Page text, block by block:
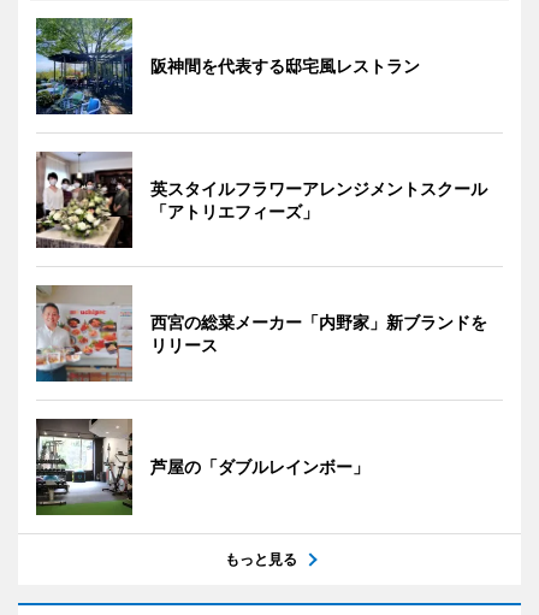
阪神間を代表する邸宅風レストラン
英スタイルフラワーアレンジメントスクール
「アトリエフィーズ」
西宮の総菜メーカー「内野家」新ブランドを
リリース
芦屋の「ダブルレインボー」
もっと見る